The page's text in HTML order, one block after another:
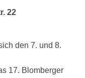
22
den 7. und 8.
17. Blomberger